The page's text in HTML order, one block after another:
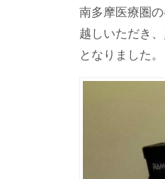
南多摩医療圏
越しいただき
となりました。